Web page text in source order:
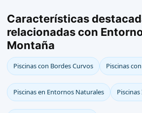
Características
relacionadas con
Montaña
Piscinas con Bordes Curvos Piscinas
Piscinas en Entornos Naturales